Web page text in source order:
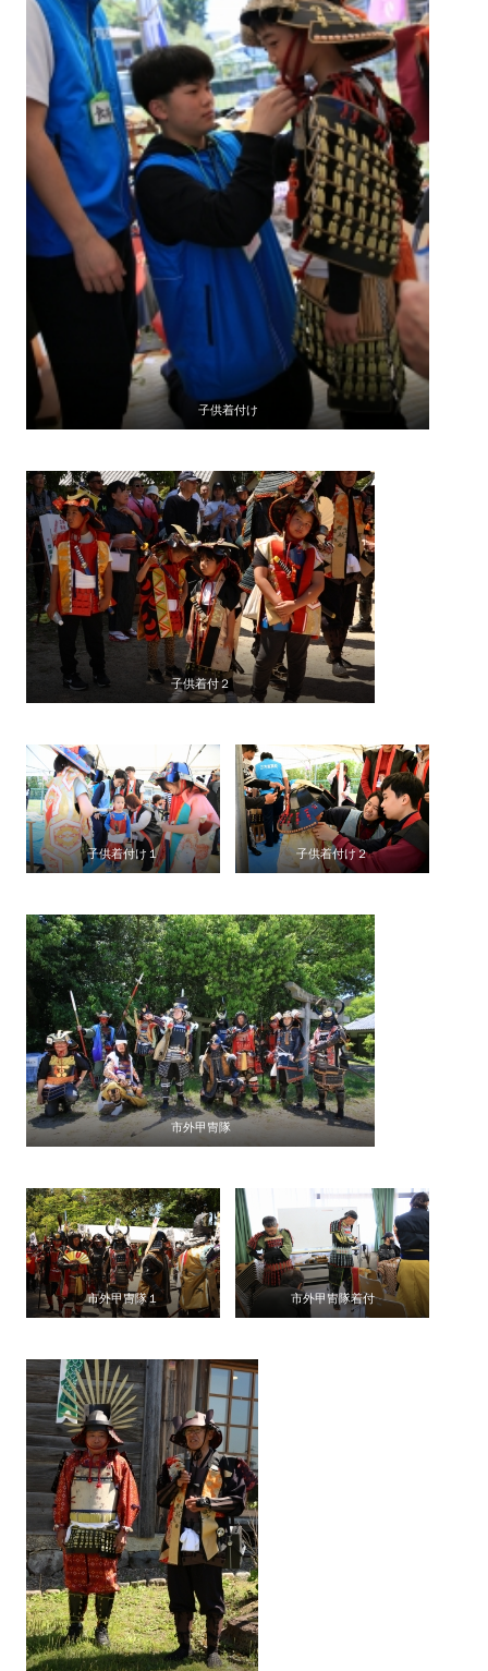
子供着付け
子供着付２
子供着付け１ 子供着付け２
市外甲冑隊
市外甲冑隊１ 市外甲冑隊着付